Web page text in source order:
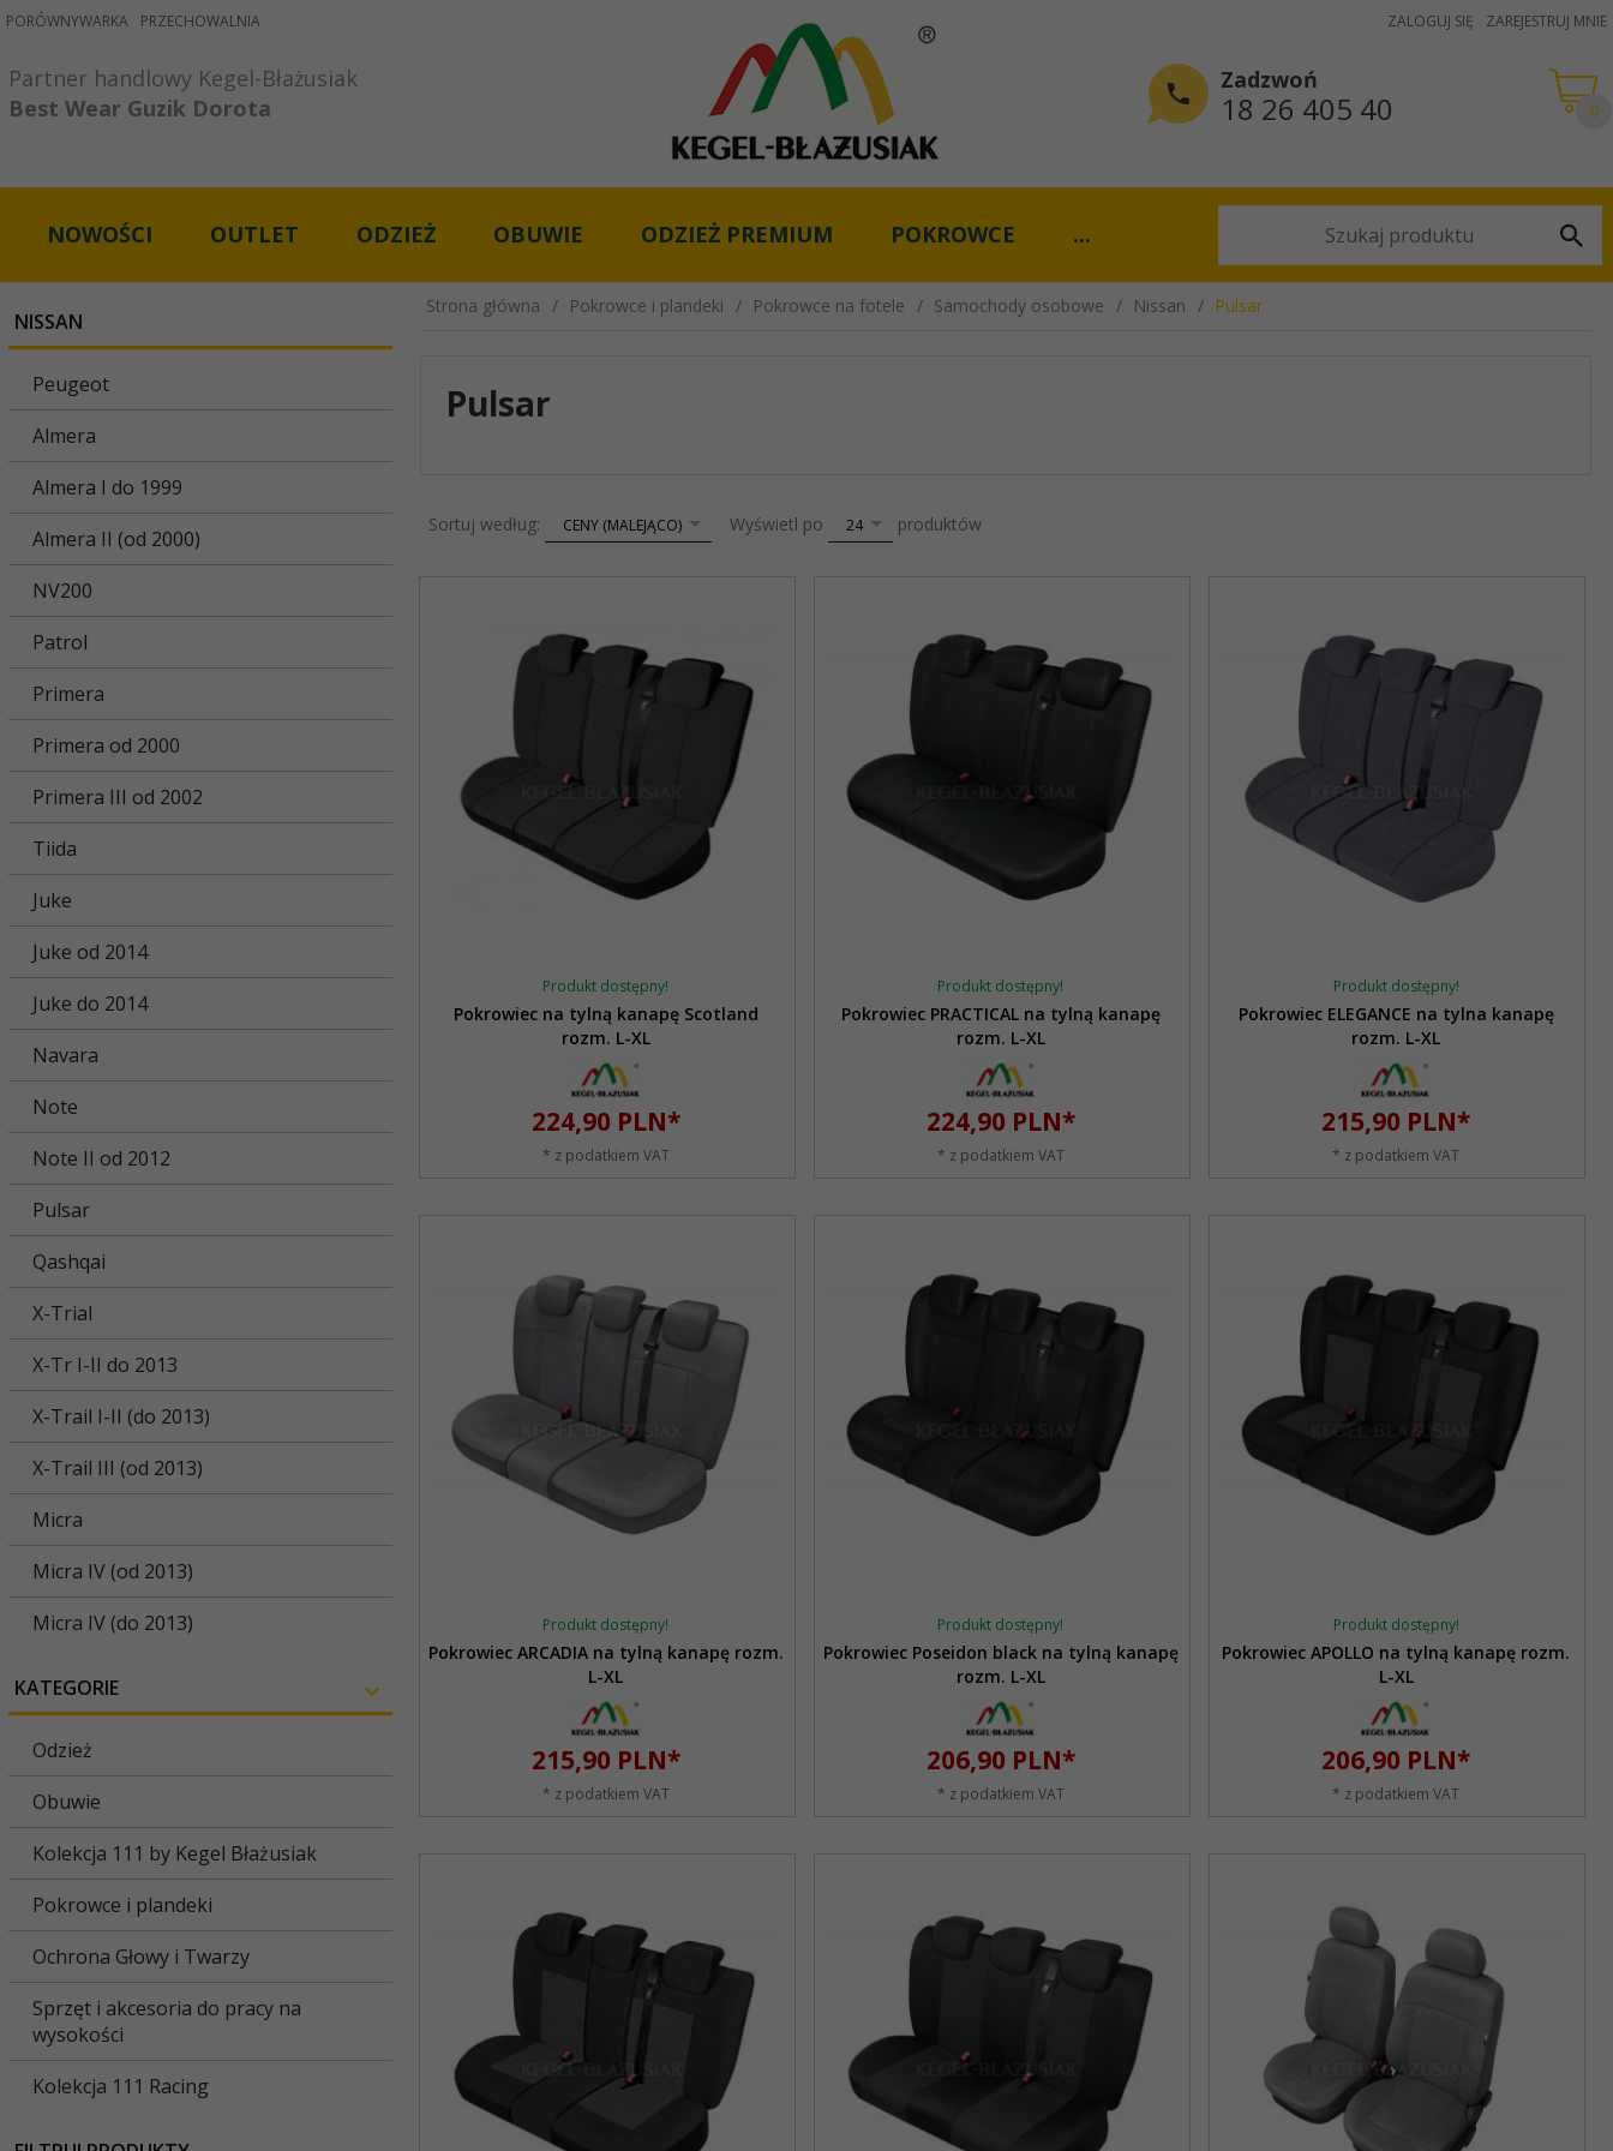
PORÓWNYWARKA PRZECHOWALNIA ZALOGUJ SIĘ ZAREJESTRUJ MNIE
Partner handlowy Kegel-Błażusiak
Best Wear Guzik Dorota
Zadzwoń
18 26 405 40 0
NOWOŚCI OUTLET ODZIEŻ OBUWIE ODZIEŻ PREMIUM POKROWCE ...
NISSAN
Peugeot
Almera
Almera I do 1999
Almera II (od 2000)
NV200
Patrol
Primera
Primera od 2000
Primera III od 2002
Tiida
Juke
Juke od 2014
Juke do 2014
Navara
Note
Note II od 2012
Pulsar
Qashqai
X-Trial
X-Tr I-II do 2013
X-Trail I-II (do 2013)
X-Trail III (od 2013)
Micra
Micra IV (od 2013)
Micra IV (do 2013)
KATEGORIE
Odzież
Obuwie
Kolekcja 111 by Kegel Błażusiak
Pokrowce i plandeki
Ochrona Głowy i Twarzy
Sprzęt i akcesoria do pracy na
wysokości
Kolekcja 111 Racing
Strona główna Pokrowce i plandeki Pokrowce na fotele Samochody osobowe Nissan Pulsar
Pulsar
Sortuj według: sortCENY (MALEJĄCO) Wyświetl po pop24 produktów
Produkt dostępny!
Pokrowiec na tylną kanapę Scotland
rozm. L-XL
224,90 PLN*
* z podatkiem VAT
Produkt dostępny!
Pokrowiec PRACTICAL na tylną kanapę
rozm. L-XL
224,90 PLN*
* z podatkiem VAT
Produkt dostępny!
Pokrowiec ELEGANCE na tylna kanapę
rozm. L-XL
215,90 PLN*
* z podatkiem VAT
Produkt dostępny!
Pokrowiec ARCADIA na tylną kanapę rozm.
L-XL
215,90 PLN*
* z podatkiem VAT
Produkt dostępny!
Pokrowiec Poseidon black na tylną kanapę
rozm. L-XL
206,90 PLN*
* z podatkiem VAT
Produkt dostępny!
Pokrowiec APOLLO na tylną kanapę rozm.
L-XL
206,90 PLN*
* z podatkiem VAT